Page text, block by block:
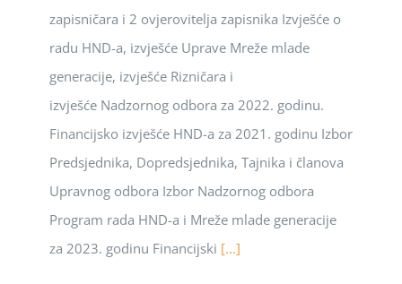
zapisničara i 2 ovjerovitelja zapisnika Izvješće o
radu HND-a, izvješće Uprave Mreže mlade
generacije, izvješće Rizničara i
izvješće Nadzornog odbora za 2022. godinu.
Financijsko izvješće HND-a za 2021. godinu Izbor
Predsjednika, Dopredsjednika, Tajnika i članova
Upravnog odbora Izbor Nadzornog odbora
Program rada HND-a i Mreže mlade generacije
za 2023. godinu Financijski [...]